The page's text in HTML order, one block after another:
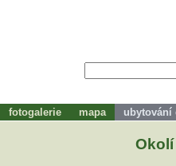
fotogalerie mapa
ubytování